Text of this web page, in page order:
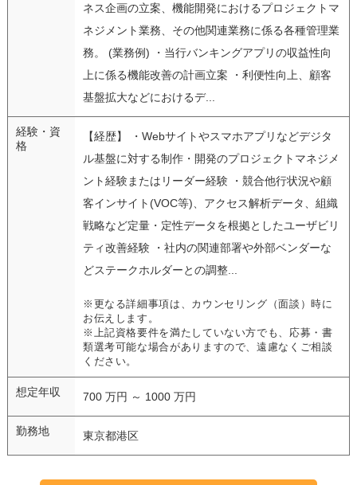
ネス企画の立案、機能開発におけるプロジェクトマ
ネジメント業務、その他関連業務に係る各種管理業
務。 (業務例) ・当行バンキングアプリの収益性向
上に係る機能改善の計画立案 ・利便性向上、顧客
基盤拡大などにおけるデ...
経験・資
格
【経歴】 ・Webサイトやスマホアプリなどデジタ
ル基盤に対する制作・開発のプロジェクトマネジメ
ント経験またはリーダー経験 ・競合他行状況や顧
客インサイト(VOC等)、アクセス解析データ、組織
戦略など定量・定性データを根拠としたユーザビリ
ティ改善経験 ・社内の関連部署や外部ベンダーな
どステークホルダーとの調整...
※更なる詳細事項は、カウンセリング（面談）時に
お伝えします。
※上記資格要件を満たしていない方でも、応募・書
類選考可能な場合がありますので、遠慮なくご相談
ください。
想定年収 700 万円 ～ 1000 万円
勤務地 東京都港区